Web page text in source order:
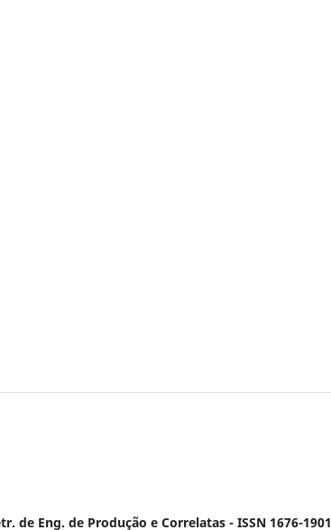
de Eng. de Produção e Correlatas - ISSN 1676-1901